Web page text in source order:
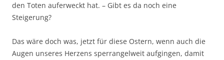
den Toten auferweckt hat. – Gibt es da noch eine
Steigerung?
Das wäre doch was, jetzt für diese Ostern, wenn auch die
Augen unseres Herzens sperrangelweit aufgingen, damit